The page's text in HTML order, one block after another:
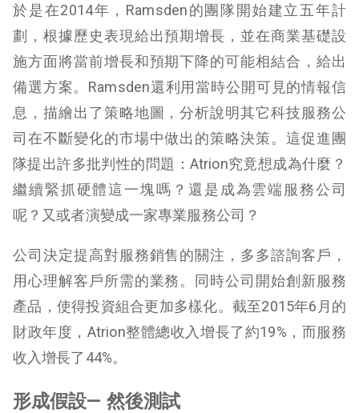
於是在2014年，Ramsden的團隊開始建立五年計
劃，根據歷史表現給出預期增長，並在商業基礎設
施方面將當前增長和預期下降的可能相結合，給出
備選方案。Ramsden還利用當時公開可見的情報信
息，描繪出了策略地圖，分析說明其它科技服務公
司在不斷變化的市場中做出的策略決策。這促進團
隊提出許多批判性的問題：Atrion究竟想成為什麼？
繼續緊抓硬體這一塊嗎？還是成為雲端服務公司
呢？又或者演變成一家專業服務公司？
公司決定提高對服務銷售的關注，多多諮詢客戶，
用心理解客戶所需的業務。同時公司開始創新服務
產品，使得投資組合更加多樣化。截至2015年6月的
財政年度，Atrion整體總收入增長了約19%，而服務
收入增長了44%。
形成假設— 然後測試